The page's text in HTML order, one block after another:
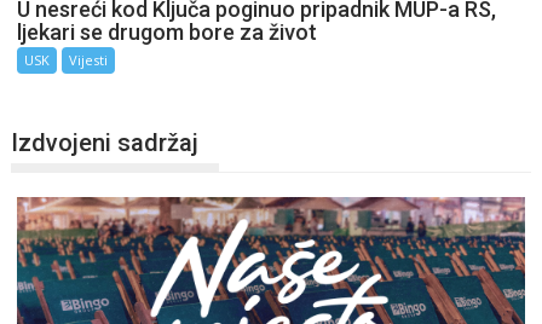
U nesreći kod Ključa poginuo pripadnik MUP-a RS,
ljekari se drugom bore za život
USK Vijesti
Izdvojeni sadržaj